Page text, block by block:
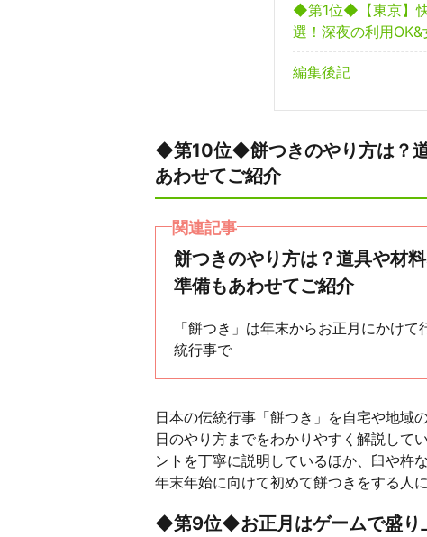
◆第1位◆【東京】
選！深夜の利用
編集後記
◆第10位◆餅つきのやり方は？
あわせてご紹介
関連記事
餅つきのやり方は？道具や材
準備もあわせてご紹介
「餅つき」は年末からお正月にかけ
統行事で
日本の伝統行事「餅つき」を自宅や地域
日のやり方までをわかりやすく解説して
ントを丁寧に説明しているほか、臼や杵
年末年始に向けて初めて餅つきをする人
◆第9位◆お正月はゲームで盛り